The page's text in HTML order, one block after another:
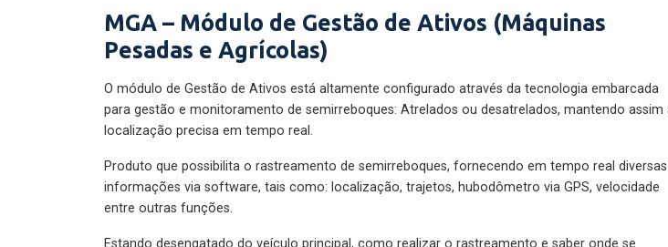
MGA – Módulo de Gestão de Ativos (Máquinas
Pesadas e Agrícolas)
O módulo de Gestão de Ativos está altamente configurado através da tecnologia embarcada
para gestão e monitoramento de semirreboques: Atrelados ou desatrelados, mantendo assim a
localização precisa em tempo real.
Produto que possibilita o rastreamento de semirreboques, fornecendo em tempo real diversas
informações via software, tais como: localização, trajetos, hubodômetro via GPS, velocidade
entre outras funções.
Estando desengatado do veículo principal, como realizar o rastreamento e saber onde se